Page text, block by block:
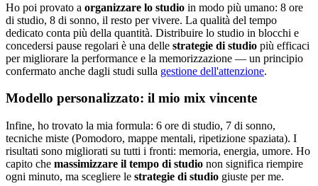
Ho poi provato a organizzare lo studio in modo più umano: 8 ore
di studio, 8 di sonno, il resto per vivere. La qualità del tempo
dedicato conta più della quantità. Distribuire lo studio in blocchi e
concedersi pause regolari è una delle strategie di studio più efficaci
per migliorare la performance e la memorizzazione — un principio
confermato anche dagli studi sulla gestione dell'attenzione.
Modello personalizzato: il mio mix vincente
Infine, ho trovato la mia formula: 6 ore di studio, 7 di sonno,
tecniche miste (Pomodoro, mappe mentali, ripetizione spaziata). I
risultati sono migliorati su tutti i fronti: memoria, energia, umore. Ho
capito che massimizzare il tempo di studio non significa riempire
ogni minuto, ma scegliere le strategie di studio giuste per me.